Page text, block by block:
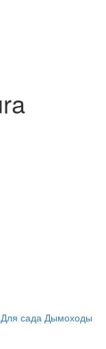
Для сада Дымоходы